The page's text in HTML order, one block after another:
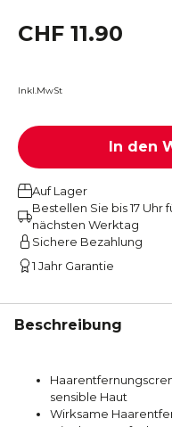
CHF 11.90
Inkl.MwSt
In den
Auf Lager
Bestellen Sie bis 17
nächsten Werktag
Sichere Bezahlung
1 Jahr Garantie
Beschreibung
sensible Haut
Wirksame